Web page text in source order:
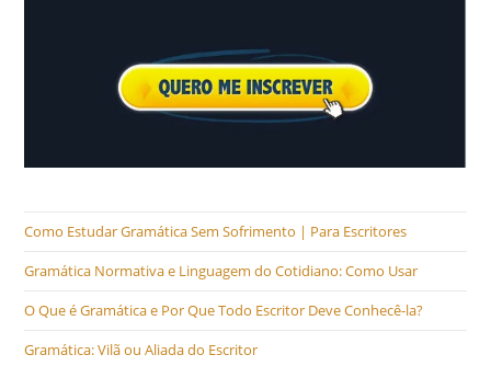
Como Estudar Gramática Sem Sofrimento | Para Escritores
Gramática Normativa e Linguagem do Cotidiano: Como Usar
O Que é Gramática e Por Que Todo Escritor Deve Conhecê-la?
Gramática: Vilã ou Aliada do Escritor